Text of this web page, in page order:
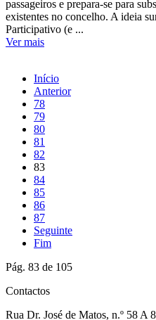
passageiros e prepara-se para
existentes no concelho. A ideia
Participativo (e ...
Ver mais
Início
Anterior
78
79
80
81
82
83
84
85
86
87
Seguinte
Fim
Pág. 83 de 105
Contactos
Rua Dr. José de Matos, n.º 58 A